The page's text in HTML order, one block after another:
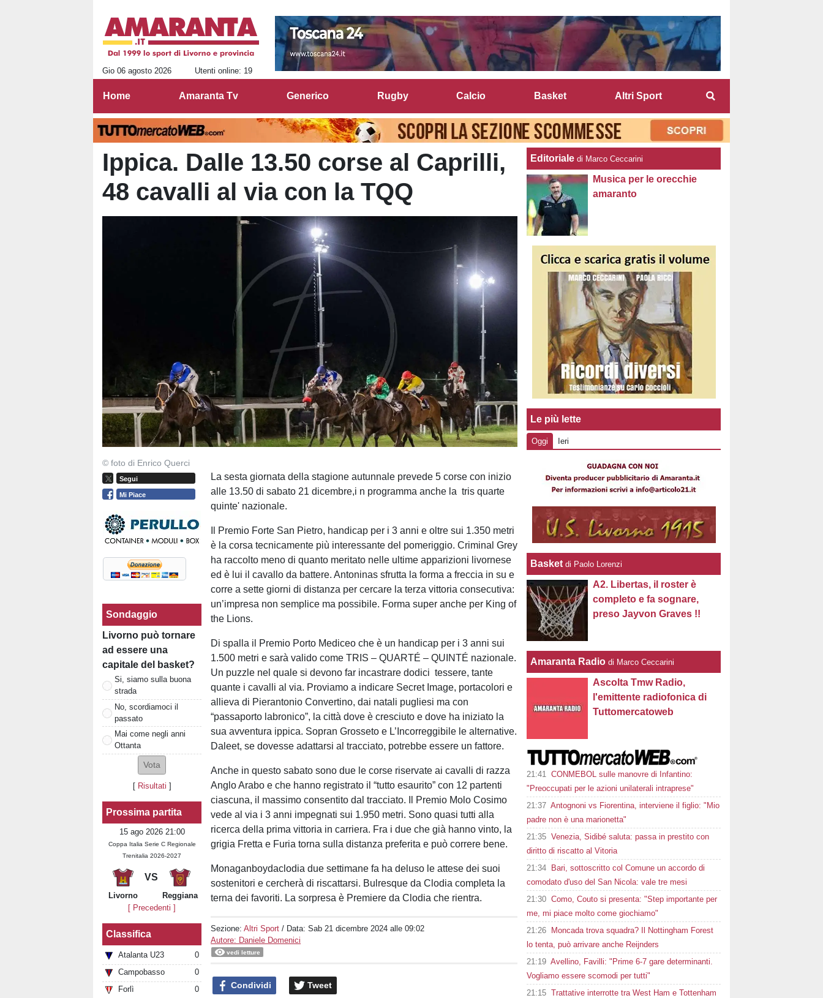
Gio 06 agosto 2026 Utenti online: 19
Home Amaranta Tv Generico Rugby Calcio Basket Altri Sport
Ippica. Dalle 13.50 corse al Caprilli,
48 cavalli al via con la TQQ
© foto di Enrico Querci
Segui
Mi Piace
Sondaggio
Livorno può tornare
ad essere una
capitale del basket?
Si, siamo sulla buona
strada
No, scordiamoci il
passato
Mai come negli anni
Ottanta
[ Risultati ]
Prossima partita
15 ago 2026 21:00
Coppa Italia Serie C Regionale
Trenitalia 2026-2027
VS
Livorno
Reggiana
[ Precedenti ]
Classifica
Atalanta U23
0
Campobasso
0
Forlì
0
La sesta giornata della stagione autunnale prevede 5 corse con inizio
alle 13.50 di sabato 21 dicembre,i n programma anche la tris quarte
quinte' nazionale.
Il Premio Forte San Pietro, handicap per i 3 anni e oltre sui 1.350 metri
è la corsa tecnicamente più interessante del pomeriggio. Criminal Grey
ha raccolto meno di quanto meritato nelle ultime apparizioni livornese
ed è lui il cavallo da battere. Antoninas sfrutta la forma a freccia in su e
corre a sette giorni di distanza per cercare la terza vittoria consecutiva:
un’impresa non semplice ma possibile. Forma super anche per King of
the Lions.
Di spalla il Premio Porto Mediceo che è un handicap per i 3 anni sui
1.500 metri e sarà valido come TRIS – QUARTÉ – QUINTÉ nazionale.
Un puzzle nel quale si devono far incastrare dodici tessere, tante
quante i cavalli al via. Proviamo a indicare Secret Image, portacolori e
allieva di Pierantonio Convertino, dai natali pugliesi ma con
“passaporto labronico”, la città dove è cresciuto e dove ha iniziato la
sua avventura ippica. Sopran Grosseto e L’Incorreggibile le alternative.
Daleet, se dovesse adattarsi al tracciato, potrebbe essere un fattore.
Anche in questo sabato sono due le corse riservate ai cavalli di razza
Anglo Arabo e che hanno registrato il “tutto esaurito” con 12 partenti
ciascuna, il massimo consentito dal tracciato. Il Premio Molo Cosimo
vede al via i 3 anni impegnati sui 1.950 metri. Sono quasi tutti alla
ricerca della prima vittoria in carriera. Fra i due che già hanno vinto, la
grigia Fretta e Furia torna sulla distanza preferita e può correre bene.
Monaganboydaclodia due settimane fa ha deluso le attese dei suoi
sostenitori e cercherà di riscattarsi. Bulresque da Clodia completa la
terna dei favoriti. La sorpresa è Premiere da Clodia che rientra.
Sezione:Altri Sport / Data:Sab 21 dicembre 2024 alle 09:02
Autore: Daniele Domenici
vedi letture
Condividi Tweet
Editoriale di Marco Ceccarini
Musica per le orecchie
amaranto
Le più lette
Oggi Ieri
Basket di Paolo Lorenzi
A2. Libertas, il roster è
completo e fa sognare,
preso Jayvon Graves !!
Amaranta Radio di Marco Ceccarini
Ascolta Tmw Radio,
l'emittente radiofonica di
Tuttomercatoweb
21:41 CONMEBOL sulle manovre di Infantino:
"Preoccupati per le azioni unilaterali intraprese"
21:37 Antognoni vs Fiorentina, interviene il figlio: "Mio
padre non è una marionetta"
21:35 Venezia, Sidibé saluta: passa in prestito con
diritto di riscatto al Vitoria
21:34
Bari, sottoscritto col Comune un accordo di
comodato d'uso del San Nicola: vale tre mesi
21:30 Como, Couto si presenta: "Step importante per
me, mi piace molto come giochiamo"
21:26
Moncada trova squadra? Il Nottingham Forest
lo tenta, può arrivare anche Reijnders
21:19 Avellino, Favilli: "Prime 6-7 gare determinanti.
Vogliamo essere scomodi per tutti"
21:15 Trattative interrotte tra West Ham e Tottenham